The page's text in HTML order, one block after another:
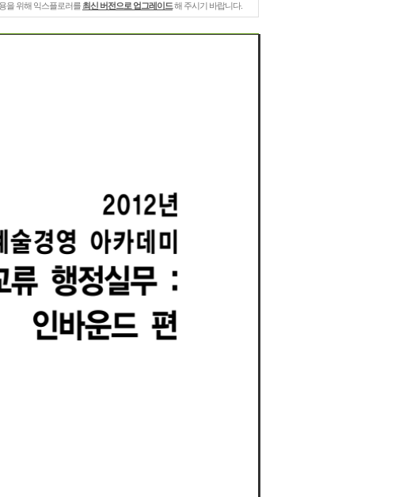
을 위해 익스플로러를 최신 버전으로 업그레이드해 주시기 바랍니다.